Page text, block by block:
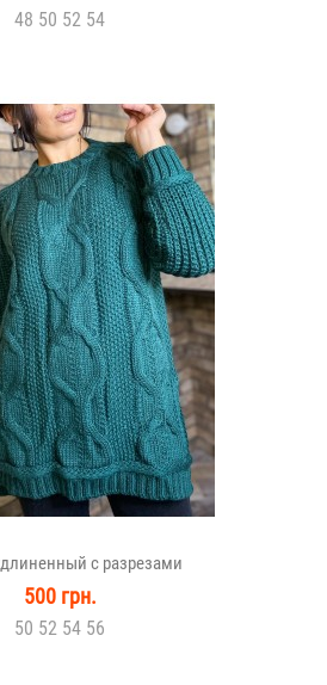
48 50 52 54
с разрезами
500 грн.
50 52 54 56